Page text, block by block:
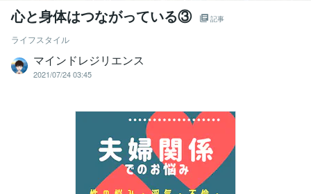
心と身体はつながっている③ 記事
ライフスタイル
マインドレジリエンス
2021/07/24 03:45